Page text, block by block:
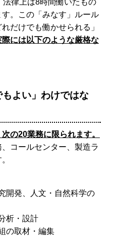
律上は8時間働いたもの
。この「みなす」ルール
だけでも働かせられる」
際には以下のような厳格な
よい」わけではな
の20業務に限られます。
コールセンター、製造ラ
開発、人文・自然科学の
析・設計
の取材・編集